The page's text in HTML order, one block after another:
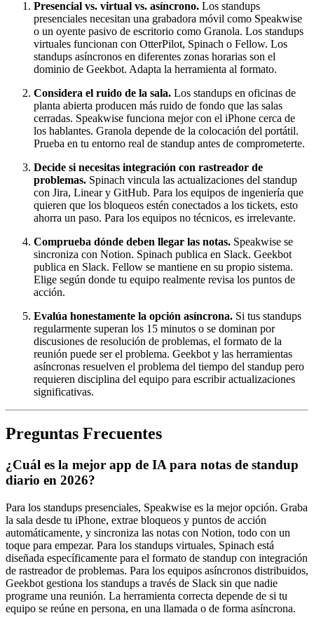
Presencial vs. virtual vs. asíncrono. Los standups
presenciales necesitan una grabadora móvil como Speakwise
o un oyente pasivo de escritorio como Granola. Los standups
virtuales funcionan con OtterPilot, Spinach o Fellow. Los
standups asíncronos en diferentes zonas horarias son el
dominio de Geekbot. Adapta la herramienta al formato.
Considera el ruido de la sala. Los standups en oficinas de
planta abierta producen más ruido de fondo que las salas
cerradas. Speakwise funciona mejor con el iPhone cerca de
los hablantes. Granola depende de la colocación del portátil.
Prueba en tu entorno real de standup antes de comprometerte.
Decide si necesitas integración con rastreador de
problemas. Spinach vincula las actualizaciones del standup
con Jira, Linear y GitHub. Para los equipos de ingeniería que
quieren que los bloqueos estén conectados a los tickets, esto
ahorra un paso. Para los equipos no técnicos, es irrelevante.
Comprueba dónde deben llegar las notas. Speakwise se
sincroniza con Notion. Spinach publica en Slack. Geekbot
publica en Slack. Fellow se mantiene en su propio sistema.
Elige según donde tu equipo realmente revisa los puntos de
acción.
Evalúa honestamente la opción asíncrona. Si tus standups
regularmente superan los 15 minutos o se dominan por
discusiones de resolución de problemas, el formato de la
reunión puede ser el problema. Geekbot y las herramientas
asíncronas resuelven el problema del tiempo del standup pero
requieren disciplina del equipo para escribir actualizaciones
significativas.
Preguntas Frecuentes
¿Cuál es la mejor app de IA para notas de standup
diario en 2026?
Para los standups presenciales, Speakwise es la mejor opción. Graba
la sala desde tu iPhone, extrae bloqueos y puntos de acción
automáticamente, y sincroniza las notas con Notion, todo con un
toque para empezar. Para los standups virtuales, Spinach está
diseñada específicamente para el formato de standup con integración
de rastreador de problemas. Para los equipos asíncronos distribuidos,
Geekbot gestiona los standups a través de Slack sin que nadie
programe una reunión. La herramienta correcta depende de si tu
equipo se reúne en persona, en una llamada o de forma asíncrona.